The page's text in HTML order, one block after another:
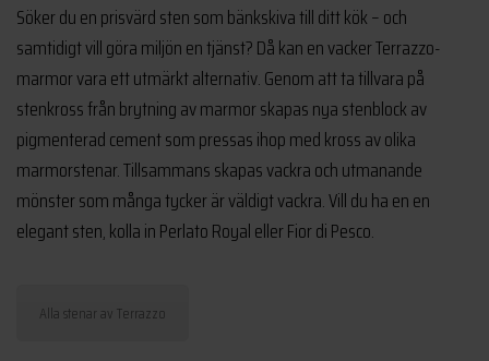
Söker du en prisvärd sten som bänkskiva till ditt kök – och
samtidigt vill göra miljön en tjänst? Då kan en vacker Terrazzo-
marmor vara ett utmärkt alternativ. Genom att ta tillvara på
stenkross från brytning av marmor skapas nya stenblock av
pigmenterad cement som pressas ihop med kross av olika
marmorstenar. Tillsammans skapas vackra och utmanande
mönster som många tycker är väldigt vackra. Vill du ha en en
elegant sten, kolla in Perlato Royal eller Fior di Pesco.
Alla stenar av Terrazzo